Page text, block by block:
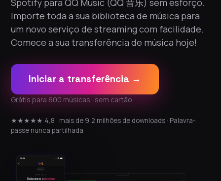
Spotify para QQ Music (QQ 音乐) sem esforço.
Importe toda a sua biblioteca de música para
um novo serviço de streaming com facilidade.
Comece a sua transferência de música hoje!
Iniciar a transferência →
Grátis para 600 músicas · sem cartão
★★★★★ 4,8 · mais de 9,2 milhões de downloads · Palavra-
passe nunca partilhada